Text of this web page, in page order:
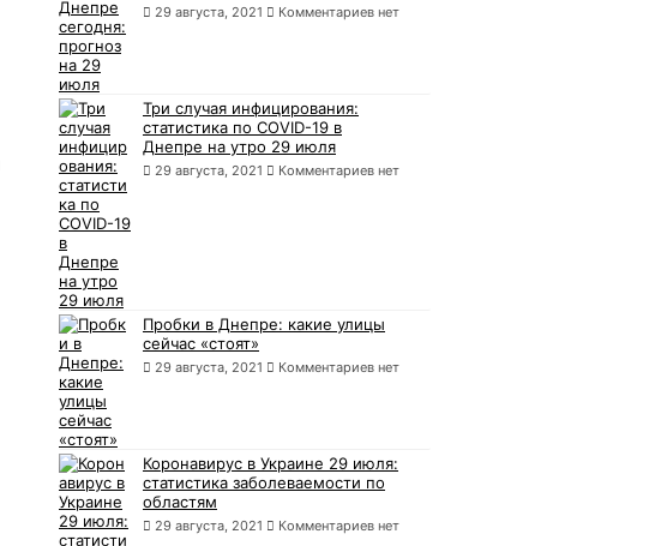
29 августа, 2021 Комментариев нет
Три случая инфицирования:
статистика по COVID-19 в
Днепре на утро 29 июля
29 августа, 2021 Комментариев нет
Пробки в Днепре: какие улицы
сейчас «стоят»
29 августа, 2021 Комментариев нет
Коронавирус в Украине 29 июля:
статистика заболеваемости по
областям
29 августа, 2021 Комментариев нет